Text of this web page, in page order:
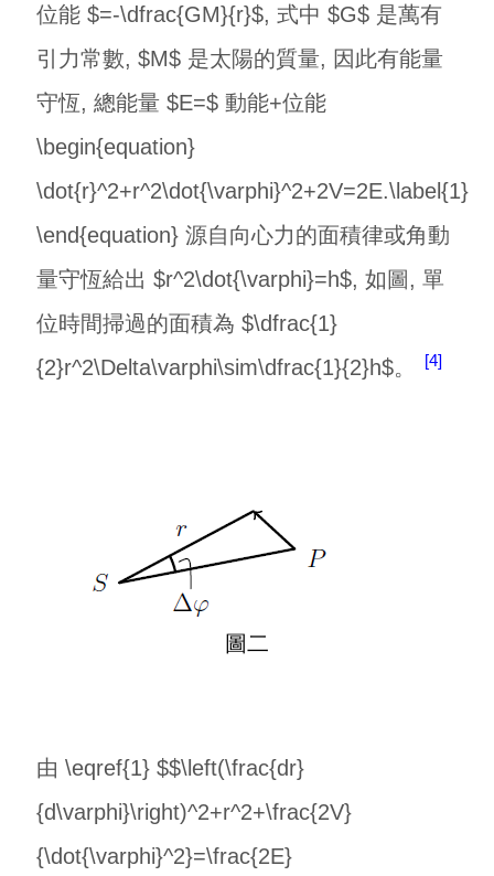
位能 $=-\dfrac{GM}{r}$, 式中 $G$ 是萬有
引力常數, $M$ 是太陽的質量, 因此有能量
守恆, 總能量 $E=$ 動能+位能
\begin{equation}
\dot{r}^2+r^2\dot{\varphi}^2+2V=2E.\label{1}
\end{equation} 源自向心力的面積律或角動
量守恆給出 $r^2\dot{\varphi}=h$, 如圖, 單
位時間掃過的面積為 $\dfrac{1}
{2}r^2\Delta\varphi\sim\dfrac{1}{2}h$。
4
圖二
由 \eqref{1} $$\left(\frac{dr}
{d\varphi}\right)^2+r^2+\frac{2V}
{\dot{\varphi}^2}=\frac{2E}